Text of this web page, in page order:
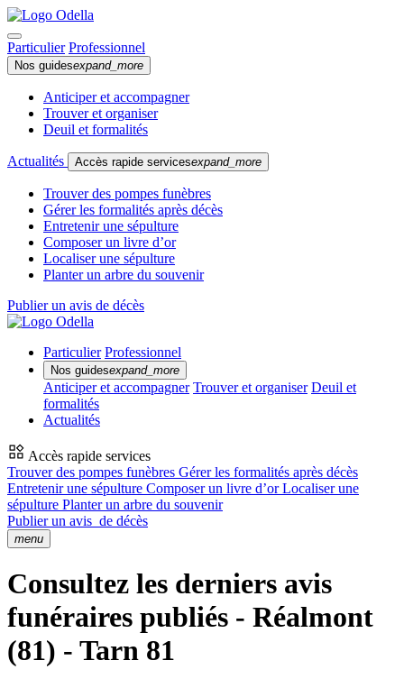
Particulier Professionnel
Nos guidesexpand_more
Anticiper et accompagner
Trouver et organiser
Deuil et formalités
Actualités Accès rapide servicesexpand_more
Trouver des pompes funèbres
Gérer les formalités après décès
Entretenir une sépulture
Composer un livre d’or
Localiser une sépulture
Planter un arbre du souvenir
Publier un avis de décès
Particulier Professionnel
Nos guidesexpand_more
Anticiper et accompagner Trouver et organiser Deuil et
formalités
Actualités
Accès rapide services
Trouver des pompes funèbres Gérer les formalités après décès
Entretenir une sépulture Composer un livre d’orLocaliser une
sépulture Planter un arbre du souvenir
Publier un avis de décès
menu
Consultez les derniers avis
funéraires publiés - Réalmont
(81) - Tarn 81